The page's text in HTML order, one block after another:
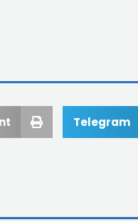
Telegram